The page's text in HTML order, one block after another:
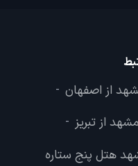
از اصفهان -
از تبریز -
هتل پنج ستاره